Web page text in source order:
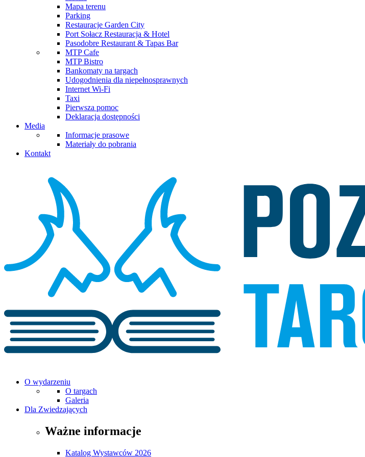
Mapa terenu
Parking
Restauracje Garden City
Port Sołacz Restauracja & Hotel
Pasodobre Restaurant & Tapas Bar
MTP Cafe
MTP Bistro
Bankomaty na targach
Udogodnienia dla niepełnosprawnych
Internet Wi-Fi
Taxi
Pierwsza pomoc
Deklaracja dostępności
Media
Informacje prasowe
Materiały do pobrania
Kontakt
O wydarzeniu
O targach
Galeria
Dla Zwiedzających
Ważne informacje
Katalog Wystawców 2026